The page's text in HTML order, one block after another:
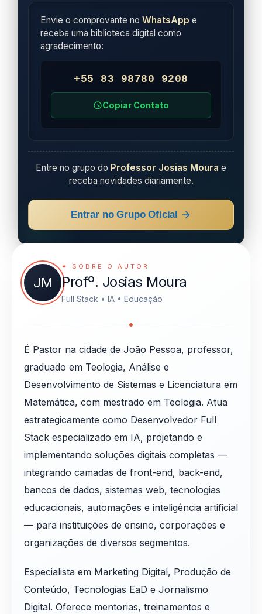
Envie o comprovante noWhatsApp e
receba uma biblioteca digital como
agradecimento:
+55 83 98780 9208
Copiar Contato
Entre no grupo do Professor Josias Moura e
receba novidades diariamente.
Entrar no Grupo Oficial
JM
✦ SOBRE O AUTOR
Profº. Josias Moura
Full Stack • IA • Educação
É Pastor na cidade de João Pessoa, professor,
graduado em Teologia, Análise e
Desenvolvimento de Sistemas e Licenciatura em
Matemática, com mestrado em Teologia. Atua
estrategicamente como Desenvolvedor Full
Stack especializado em IA, projetando e
implementando soluções digitais completas —
integrando camadas de front-end, back-end,
bancos de dados, sistemas web, tecnologias
educacionais, automações e inteligência artificial
— para instituições de ensino, corporações e
organizações de diversos segmentos.
Especialista em Marketing Digital, Produção de
Conteúdo, Tecnologias EaD e Jornalismo
Digital. Oferece mentorias, treinamentos e